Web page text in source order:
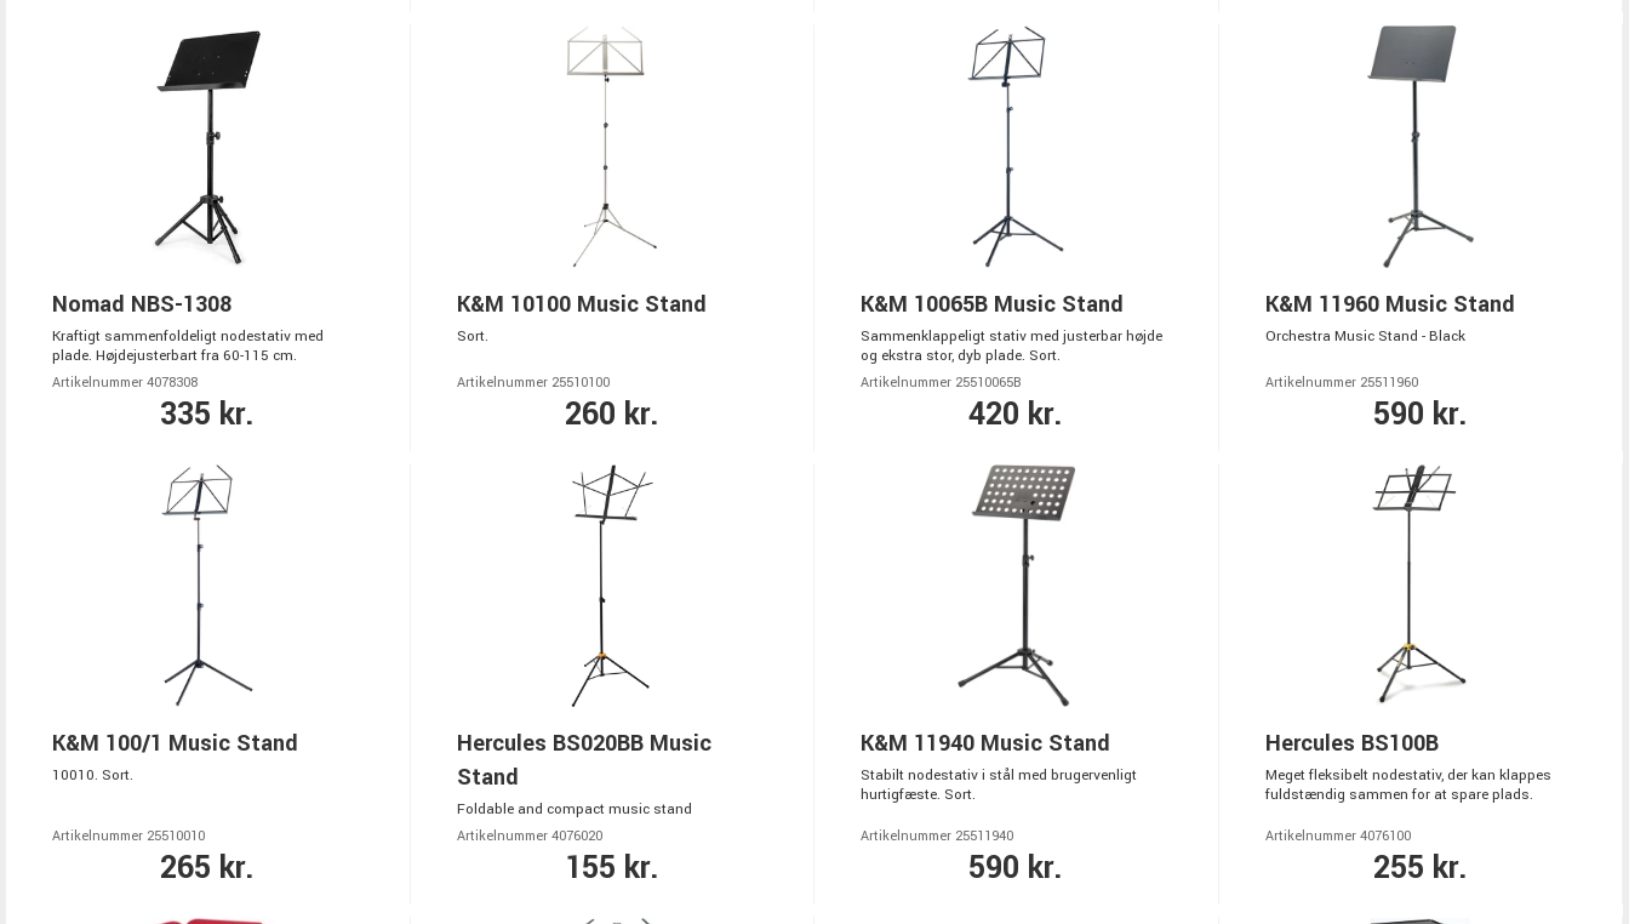
Nomad NBS-1308
Kraftigt sammenfoldeligt nodestativ med
plade. Højdejusterbart fra 60-115 cm.
Artikelnummer 4078308
335 kr.
K&M 10100 Music Stand
Sort.
Artikelnummer 25510100
260 kr.
K&M 10065B Music Stand
Sammenklappeligt stativ med justerbar højde
og ekstra stor, dyb plade. Sort.
Artikelnummer 25510065B
420 kr.
K&M 11960 Music Stand
Orchestra Music Stand - Black
Artikelnummer 25511960
590 kr.
K&M 100/1 Music Stand
10010. Sort.
Artikelnummer 25510010
265 kr.
Hercules BS020BB Music
Stand
Foldable and compact music stand
Artikelnummer 4076020
155 kr.
K&M 11940 Music Stand
Stabilt nodestativ i stål med brugervenligt
hurtigfæste. Sort.
Artikelnummer 25511940
590 kr.
Hercules BS100B
Meget fleksibelt nodestativ, der kan klappes
fuldstændig sammen for at spare plads.
Artikelnummer 4076100
255 kr.